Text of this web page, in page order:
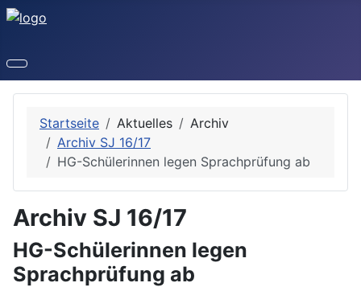
Startseite Aktuelles
Archiv
Archiv SJ 16/17
HG-Schülerinnen legen Sprachprüfung ab
Archiv SJ 16/17
HG-Schülerinnen legen
Sprachprüfung ab